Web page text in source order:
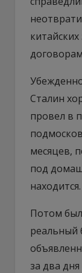
Сталин
провел в
месяцев,
под
находится.
Потом
реальный
за два